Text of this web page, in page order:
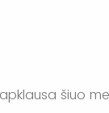
šiuo